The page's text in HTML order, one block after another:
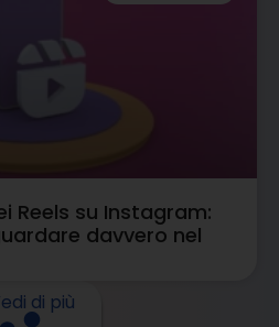
Reels su Instagram:
davvero nel
di più